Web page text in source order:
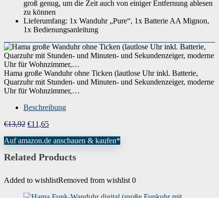
Modellnummer ‎00186338
groß genug, um die Zeit auch von einiger Entfernung ablesen
zu können
Lieferumfang: 1x Wanduhr „Pure“, 1x Batterie AA Mignon,
1x Bedienungsanleitung
Hama große Wanduhr ohne Ticken (lautlose Uhr inkl. Batterie,
Quarzuhr mit Stunden- und Minuten- und Sekundenzeiger, moderne
Uhr für Wohnzimmer,…
Beschreibung
€13,92 Ursprünglicher
war:
€11,65Aktueller
ist:
Auf amazon.de anschauen & kaufen*
Related Products
Added to wishlistRemoved from wishlist 0